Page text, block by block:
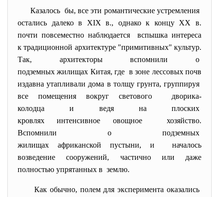
Казалось бы, все эти романтическиеустремления
остались далеко в XIX в., однако к концу XX в.
почти повсеместно наблюдается вспышка интереса
к традиционной архитектуре "примитивных" культур.
Так, архитекторы вспомнили о
подземных жилищах Китая, где в зоне лессовых почв
издавна утапливали дома в толщу грунта, группируя
все помещения вокруг светового дворика-
колодца и ведя на плоских
кровлях интенсивное овощное хозяйство.
Вспомнили о подземных
жилищах африканской пустыни, и началось
возведение сооружений, частично или даже
полностью упрятанных в землю.
Как обычно, полем для эксперимента оказались